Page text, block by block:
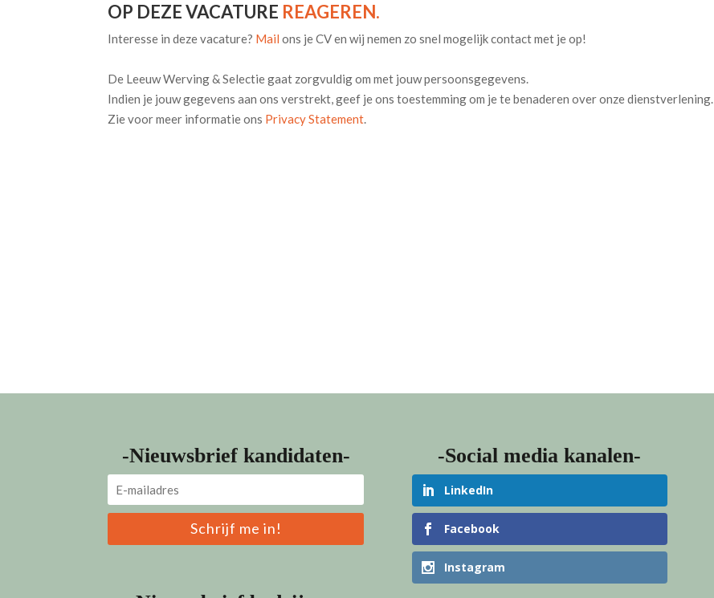
OP DEZE VACATURE REAGEREN.
Interesse in deze vacature? Mail ons je CV en wij nemen zo snel mogelijk contact met je op!
De Leeuw Werving & Selectie gaat zorgvuldig om met jouw persoonsgegevens.
Indien je jouw gegevens aan ons verstrekt, geef je ons toestemming om je te benaderen over onze dienstverlening.
Zie voor meer informatie ons Privacy Statement.
-Nieuwsbrief kandidaten-
Schrijf me in!
-Social media kanalen-
LinkedIn
Facebook
Instagram